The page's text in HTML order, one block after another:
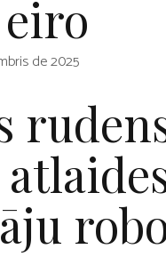
de 2025